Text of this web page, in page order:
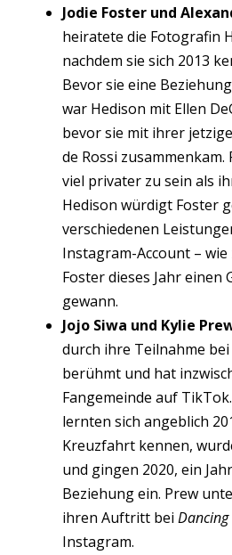
Jodie Foster und
heiratete die Fotografin
nachdem sie sich 2013
Bevor sie eine
war Hedison mit Ellen
bevor sie mit ihrer
de Rossi
viel privater zu sein als
Hedison würdigt Foster
verschiedenen
Instagram-Account – wie
Foster dieses Jahr einen
gewann.
Jojo Siwa und Kylie
durch ihre Teilnahme bei
berühmt und hat
Fangemeinde auf
lernten sich angeblich
Kreuzfahrt kennen,
und gingen 2020, ein
Beziehung ein. Prew
ihren Auftritt bei
Instagram.